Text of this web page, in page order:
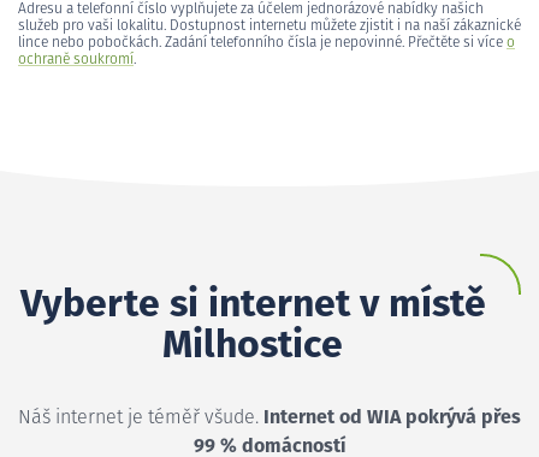
Adresu a telefonní číslo vyplňujete za účelem jednorázové nabídky našich
služeb pro vaši lokalitu. Dostupnost internetu můžete zjistit i na naší zákaznické
lince nebo pobočkách. Zadání telefonního čísla je nepovinné. Přečtěte si více o
ochraně soukromí.
Vyberte si internet v místě
Milhostice
Náš internet je téměř všude. Internet od WIA pokrývá přes
99 % domácností